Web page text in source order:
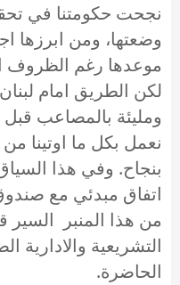
نجحت حكومتنا في
وضعتها، ومن ابرزها
موعدها رغم الظروف
لكن الطريق امام
ومليئة بالمصاعب
نعمل بكل ما اوتينا
بنجاح. وفي هذا
اتفاق مبدئي مع صندوق
من هذا المنبر السير
التشريعية والادارية
الحاضرة.